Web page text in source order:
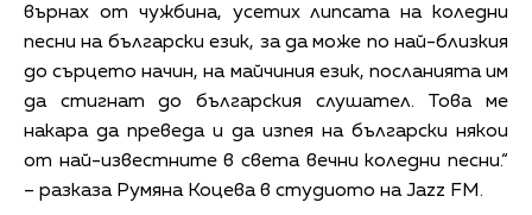
върнах от чужбина, усетих липсата на коледни
песни на български език, за да може по най-близкия
до сърцето начин, на майчиния език, посланията им
да стигнат до българския слушател. Това ме
накара да преведа и да изпея на български някои
от най-известните в света вечни коледни песни.“
– разказа Румяна Коцева в студиото на Jazz FM.